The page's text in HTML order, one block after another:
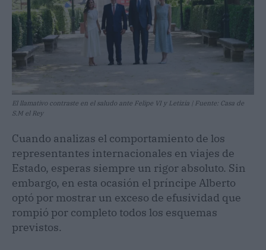
El llamativo contraste en el saludo ante Felipe VI y Letizia | Fuente: Casa de
S.M el Rey
Cuando analizas el comportamiento de los
representantes internacionales en viajes de
Estado, esperas siempre un rigor absoluto. Sin
embargo, en esta ocasión el príncipe Alberto
optó por mostrar un exceso de efusividad que
rompió por completo todos los esquemas
previstos.